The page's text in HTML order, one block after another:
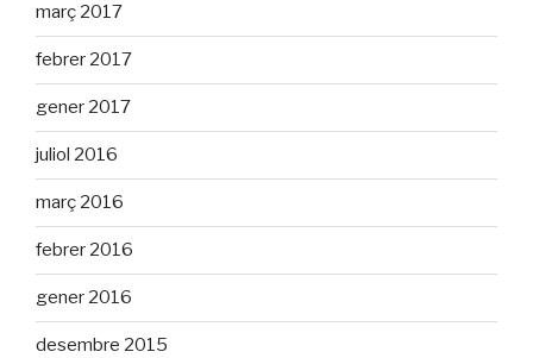
març 2017
febrer 2017
gener 2017
juliol 2016
març 2016
febrer 2016
gener 2016
desembre 2015